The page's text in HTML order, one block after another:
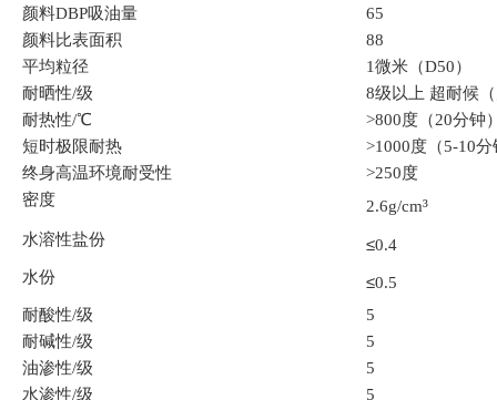
颜料DBP吸油量
65
颜料比表面积
88
平均粒径
1微米（D50）
耐晒性/级
8级以上 超耐候
耐热性/℃
>800度（20分钟
短时极限耐热
>1000度（5-10分
终身高温环境耐受性
>250度
密度
2.6g/cm³
水溶性盐份 ≤0.4
水份
≤0.5
耐酸性/级
5
耐碱性/级
5
油渗性/级
5
水渗性/级 5